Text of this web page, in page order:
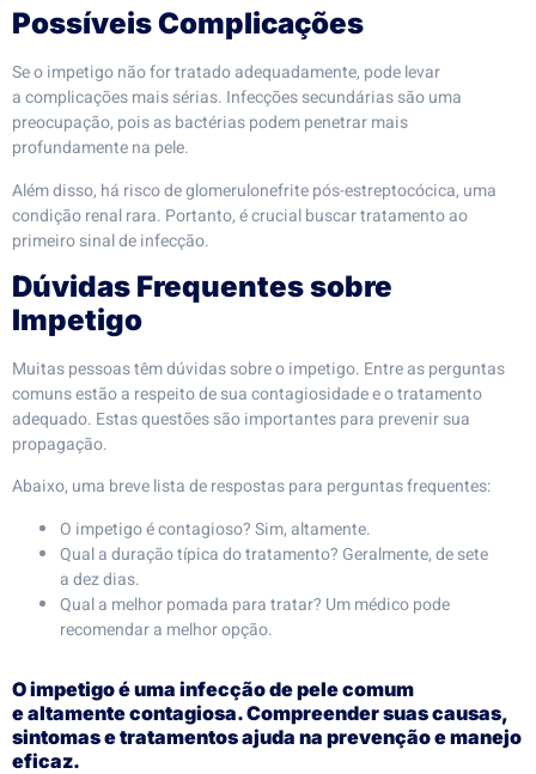
Possíveis Complicações
Se o impetigo não for tratado adequadamente, pode levar
a complicações mais sérias. Infecções secundárias são uma
preocupação, pois as bactérias podem penetrar mais
profundamente na pele.
Além disso, há risco de glomerulonefrite pós-estreptocócica, uma
condição renal rara. Portanto, é crucial buscar tratamento ao
primeiro sinal de infecção.
Dúvidas Frequentes sobre
Impetigo
Muitas pessoas têm dúvidas sobre o impetigo. Entre as perguntas
comuns estão a respeito de sua contagiosidade e o tratamento
adequado. Estas questões são importantes para prevenir sua
propagação.
Abaixo, uma breve lista de respostas para perguntas frequentes:
O impetigo é contagioso? Sim, altamente.
Qual a duração típica do tratamento? Geralmente, de sete
a dez dias.
Qual a melhor pomada para tratar? Um médico pode
recomendar a melhor opção.
O impetigo é uma infecção de pele comum
e altamente contagiosa. Compreender suas causas,
sintomas e tratamentos ajuda na prevenção e manejo
eficaz.